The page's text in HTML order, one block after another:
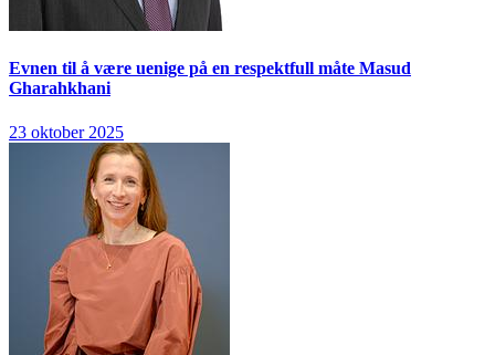
Evnen til å være uenige på en respektfull måte Masud
Gharahkhani
23 oktober 2025